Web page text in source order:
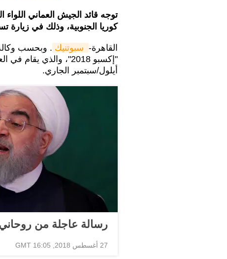
توجه قائد الجيش العماني
كوريا الجنوبية، وذلك في زيارة
القاهرة- سبوتنيك . وبحسب وكالة
أيلول/سبتمبر الجاري.
رسالة عاجلة من
27 أغسطس 2018, 16:05 GMT